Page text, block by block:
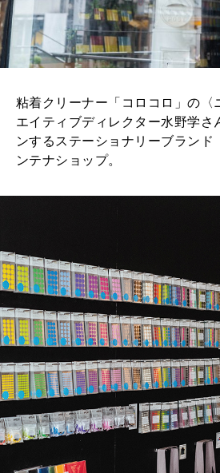
粘着クリーナー「コロコロ」の〈
エイティブディレクター水野学さ
ンするステーショナリーブランド
ンテナショップ。